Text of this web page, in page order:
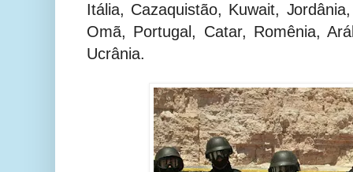
Itália, Cazaquistão, Kuwait,
Omã, Portugal, Catar, Romênia,
Ucrânia.